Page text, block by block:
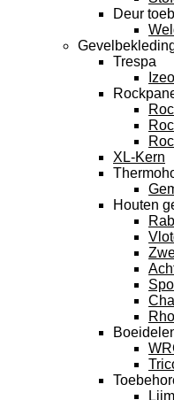
Deur
Trespa
XL-Kern
Houten